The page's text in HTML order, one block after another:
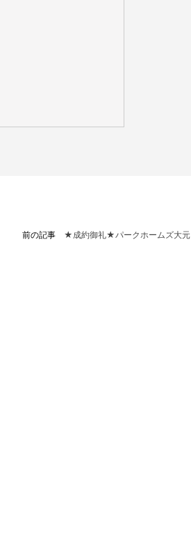
前の記事 ★成約御礼★パークホームズ大元